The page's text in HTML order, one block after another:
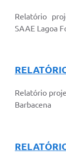
Relatório
SAAE Lagoa
Relatório
Barbacena